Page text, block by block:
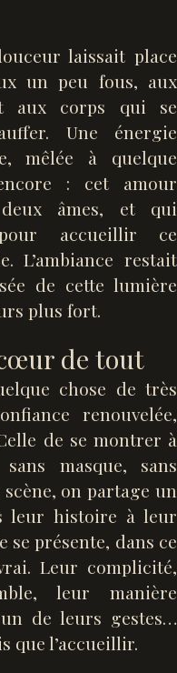
laissait place
un peu fous, aux
aux corps qui se
Une énergie
mêlée à quelque
: cet amour
âmes, et qui
accueillir ce
L’ambiance restait
de cette lumière
plus fort.
de tout
chose de très
renouvelée,
de se montrer à
masque, sans
on partage un
leur histoire à leur
se présente, dans ce
Leur complicité,
leur manière
de leurs gestes…
que l’accueillir.